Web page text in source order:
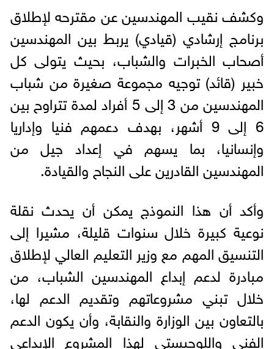
وكشف نقيب المهندسين عن مقترحه لإطلاق
برنامج إرشادي (قيادي) يربط بين المهندسين
أصحاب الخبرات والشباب، بحيث يتولى كل
خبير (قائد) توجيه مجموعة صغيرة من شباب
المهندسين من 3 إلى 5 أفراد لمدة تتراوح بين
6 إلى 9 أشهر، بهدف دعمهم فنيا وإداريا
وإنسانيا، بما يسهم في إعداد جيل من
المهندسين القادرين على النجاح والقيادة.
وأكد أن هذا النموذج يمكن أن يحدث نقلة
نوعية كبيرة خلال سنوات قليلة، مشيرا إلى
التنسيق المهم مع وزير التعليم العالي لإطلاق
مبادرة لدعم إبداع المهندسين الشباب، من
خلال تبني مشروعاتهم وتقديم الدعم لها،
بالتعاون بين الوزارة والنقابة، وأن يكون الدعم
الفني واللوجيستي لهذا المشروع الإبداعي